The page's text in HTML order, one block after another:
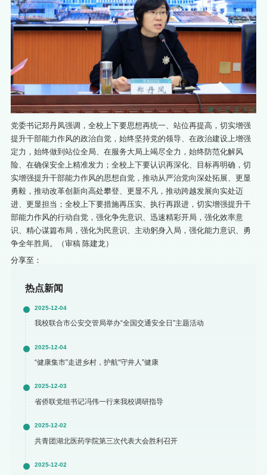
党委书记郑丹凤强调，全校上下要思想再统一、站位再提高，切实增强
提升干部能力作风的政治自觉，始终坚持党的领导、在政治建设上增强
定力，始终做到站位全局、在服务大局上竭尽全力，始终防范化解风
险、在确保安全上精准发力；全校上下要认识再深化、目标再明确，切
实增强提升干部能力作风的思想自觉，推动从严治党向深处拓展、更显
勇毅，推动改革创新向高处攀登、更显不凡，推动跨越发展向实处迈
进、更显担当；全校上下要措施再压实、执行再跟进，切实增强提升干
部能力作风的行动自觉，强化争先意识、迅速精彩开局，强化效率意
识、精心谋篇布局，强化为民意识、主动躬身入局，强化能力意识、勇
争全年胜局。（审稿 陈建龙）
分享至：
热点新闻
2025-12-04
我校联合市公安交管局举办“全国交通安全日”主题活动
2025-12-04
“健康集市”走进乡村，护航“守井人”健康
2025-12-03
省侨联党组书记冯伟一行来我校调研指导
2025-12-02
共青团湖北医药学院第三次代表大会胜利召开
2025-12-02